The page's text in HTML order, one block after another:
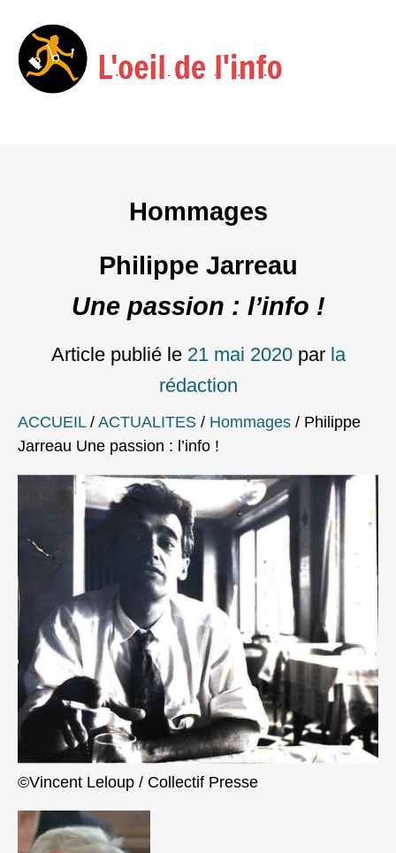
Hommages
Philippe Jarreau
Une passion : l’info !
Article publié le 21 mai 2020 par la
rédaction
ACCUEIL/ ACTUALITES / Hommages / Philippe
Jarreau Une passion : l’info !
©Vincent Leloup / Collectif Presse